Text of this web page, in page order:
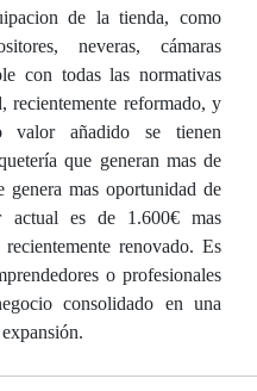
de la tienda, como
neveras, cámaras
con todas las normativas
recientemente reformado, y
valor añadido se tienen
que generan mas de
mas oportunidad de
actual es de 1.600€ mas
renovado. Es
o profesionales
consolidado en una